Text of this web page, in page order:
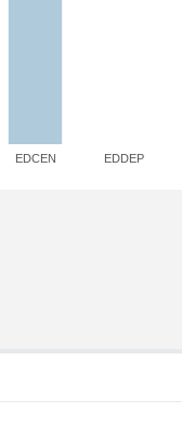
EDCEN EDDEP